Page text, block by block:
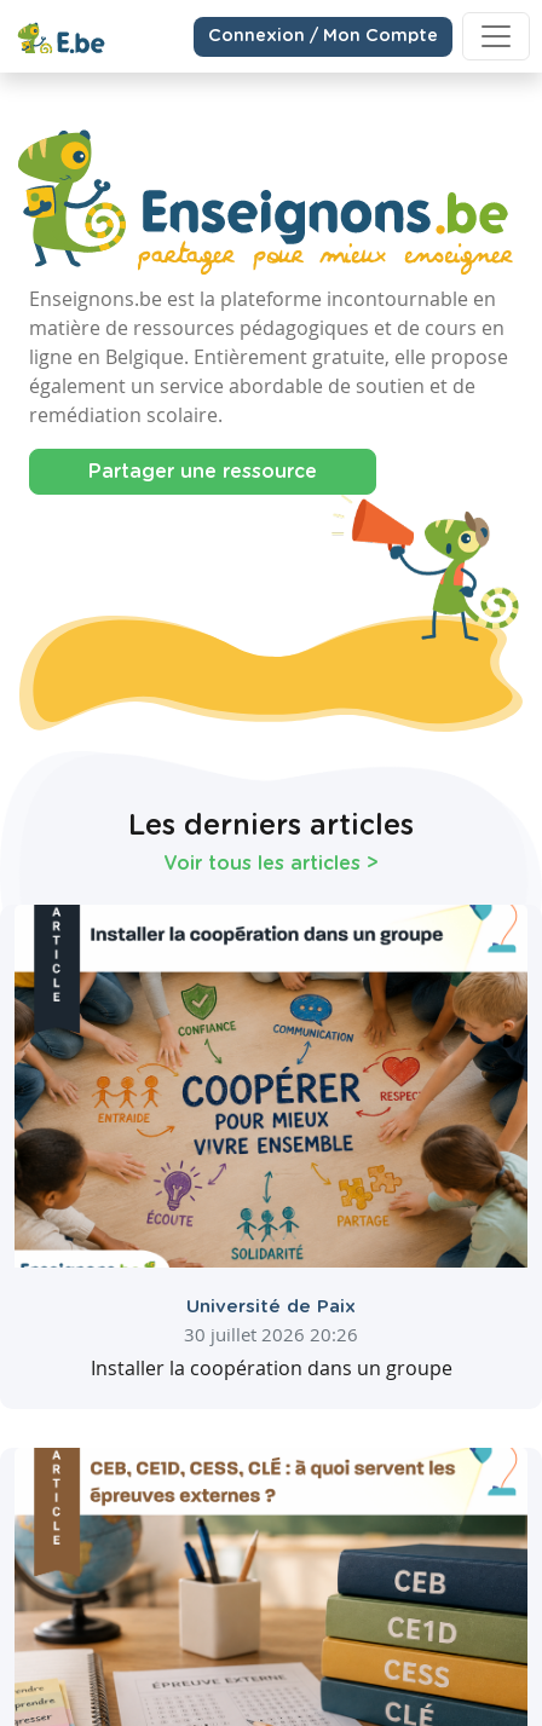
Connexion / Mon Compte
Enseignons.be est la plateforme incontournable en
matière de ressources pédagogiques et de cours en
ligne en Belgique. Entièrement gratuite, elle propose
également un service abordable de soutien et de
remédiation scolaire.
Partager une ressource
Les derniers articles
Voir tous les articles >
Université de Paix
30 juillet 2026 20:26
Installer la coopération dans un groupe